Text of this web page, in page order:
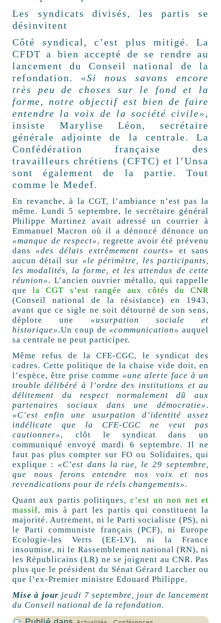
Les syndicats divisés, les partis se
désinvitent
Côté syndical, c’est plus mitigé. La
CFDT a bien accepté de se rendre au
lancement du Conseil national de la
refondation. «Si nous savons encore
très peu de choses sur le fond et la
forme, notre objectif est bien de faire
entendre la voix de la société civile»,
insiste Marylise Léon, secrétaire
générale adjointe de la centrale. La
Confédération française des
travailleurs chrétiens (CFTC) et l’Unsa
sont également de la partie. Tout
comme le Medef.
En revanche, à la CGT, l’ambiance n’est pas la
même. Lundi 5 septembre, le secrétaire général
Philippe Martinez avait adressé un courrier à
Emmanuel Macron où il a dénoncé dénonce un
«manque de respect», regrette avoir été prévenu
dans «des délais extrêmement courts»
et sans
aucun détail sur «le périmètre, les participants,
les modalités, la forme, et les attendus de cette
réunion». L’ancien ouvrier métallo, qui rappelle
quela CGT s’est rangée aux côtés du CNR
(Conseil national de la résistance) en 1943,
avant que ce sigle ne soit détourné de son sens,
déplore une «usurpation sociale et
historique».Un coup de «communication» auquel
sa centrale ne peut participer.
Même refus de la CFE-CGC, le syndicat des
cadres. Cette politique de la chaise vide doit, en
l’espèce, être prise comme «une alerte face à un
trouble délibéré à l’ordre des institutions et au
délitement du respect normalement dû aux
partenaires sociaux dans une démocratie».
«C’est enfin une usurpation d’identité assez
indélicate que la CFE-CGC ne veut pas
cautionner», clôt le syndicat dans un
communiqué envoyé mardi 6 septembre. Il ne
faut pas plus compter sur FO ou Solidaires, qui
explique : «C’est dans la rue, le 29 septembre,
que nous ferons entendre nos voix et nos
revendications pour de réels changements».
Quant aux partis politiques, c’est un non net et
massif, mis à part les partis qui constituent la
majorité. Autrement, ni le Parti socialiste (PS), ni
le Parti communiste français (PCF), ni Europe
Ecologie-les Verts (EE-LV), ni la France
insoumise, ni le Rassemblement national (RN), ni
les Républicains (LR) ne se joignent au CNR. Pas
plus que le président du Sénat Gérard Larcher ou
que l’ex-Premier ministre Edouard Philippe.
Mise à jour jeudi 7 septembre, jour de lancement
du Conseil national de la refondation.